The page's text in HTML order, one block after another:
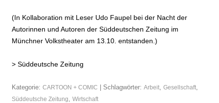
(In Kollaboration mit Leser Udo Faupel bei der Nacht der
Autorinnen und Autoren der Süddeutschen Zeitung im
Münchner Volkstheater am 13.10. entstanden.)
> Süddeutsche Zeitung
Kategorie: CARTOON + COMIC | Schlagwörter: Arbeit Gesellschaft
Süddeutsche Zeitung Wirtschaft